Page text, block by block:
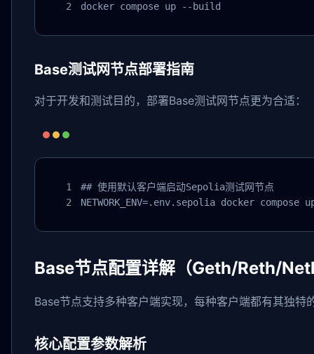
docker compose up --build
Base测试网节点部署指南
对于开发和测试目的，部署Base测试网节点更为合适：
## 使用默认客户端启动Sepolia测试网节点
NETWORK_ENV=.env.sepolia docker
Base节点配置详解（Geth/Reth/
Base节点支持多种客户端实现，每种客户端都有其独
核心配置参数解析